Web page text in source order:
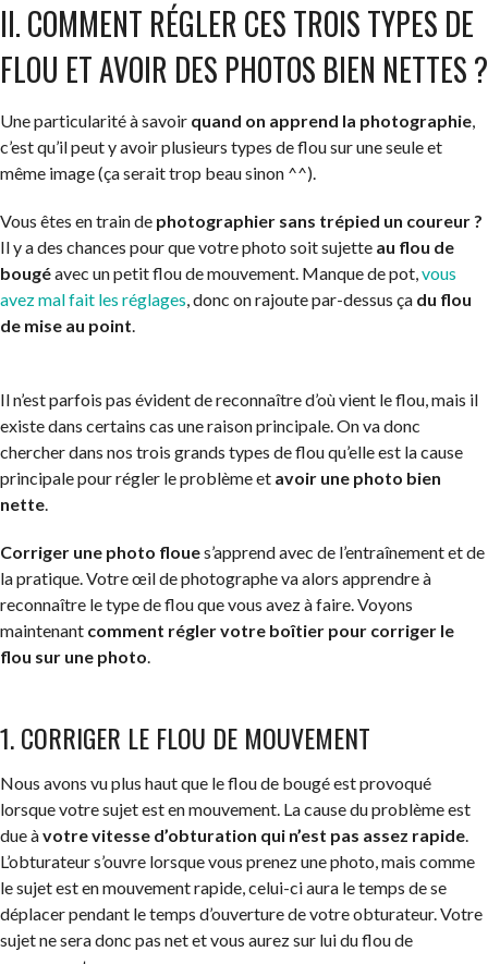
II. COMMENT RÉGLER CES TROIS TYPES DE
FLOU ET AVOIR DES PHOTOS BIEN NETTES ?
Une particularité à savoir quand on apprend la photographie,
c’est qu’il peut y avoir plusieurs types de flou sur une seule et
même image (ça serait trop beau sinon ^^).
Vous êtes en train de photographier sans trépied un coureur ?
Il y a des chances pour que votre photo soit sujette au flou de
bougéavec un petit flou de mouvement. Manque de pot,vous
avez mal fait les réglages, donc on rajoute par-dessus ça du flou
de mise au point.
Il n’est parfois pas évident de reconnaître d’où vient le flou, mais il
existe dans certains cas une raison principale. On va donc
chercher dans nos trois grands types de flou qu’elle est la cause
principale pour régler le problème et avoir une photo bien
nette.
Corriger une photo floues’apprend avec de l’entraînement et de
la pratique. Votre œil de photographe va alors apprendre à
reconnaître le type de flou que vous avez à faire. Voyons
maintenant comment régler votre boîtier pour corriger le
flou sur une photo.
1. CORRIGER LE FLOU DE MOUVEMENT
Nous avons vu plus haut que le flou de bougé est provoqué
lorsque votre sujet est en mouvement. La cause du problème est
due àvotre vitesse d’obturation qui n’est pas assez rapide.
L’obturateur s’ouvre lorsque vous prenez une photo, mais comme
le sujet est en mouvement rapide, celui-ci aura le temps de se
déplacer pendant le temps d’ouverture de votre obturateur. Votre
sujet ne sera donc pas net et vous aurez sur lui du flou de